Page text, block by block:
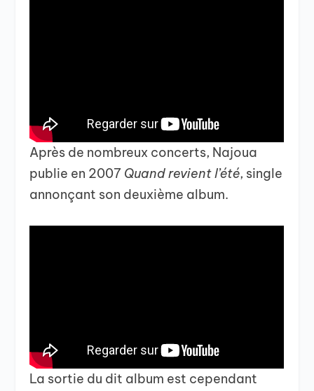
Après de nombreux concerts, Najoua
publie en 2007 Quand revient l’été, single
annonçant son deuxième album.
La sortie du dit album est cependant